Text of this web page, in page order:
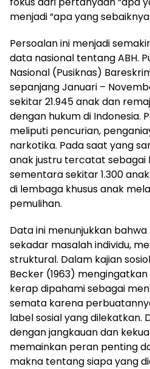
menjadi “apa yang
Persoalan ini menjadi
data nasional tentang ABH.
Nasional (Pusiknas)
sepanjang Januari –
sekitar 21.945 anak dan
dengan hukum di Indonesia.
meliputi pencurian,
narkotika. Pada saat yang
anak justru tercatat sebagai
sementara sekitar 1.300
di lembaga khusus anak
pemulihan.
Data ini menunjukkan
sekadar masalah individu,
struktural. Dalam kajian
Becker (1963)
kerap dipahami sebagai
semata karena
label sosial yang dilekatkan.
dengan jangkauan dan
memainkan peran penting
makna tentang siapa yang